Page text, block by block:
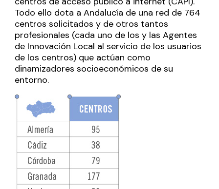
Todo ello dota a Andalucía de una red de 764
centros solicitados y de otros tantos
profesionales (cada uno de los y las Agentes
de Innovación Local al servicio de los usuarios
de los centros) que actúan como
dinamizadores socioeconómicos de su
entorno.